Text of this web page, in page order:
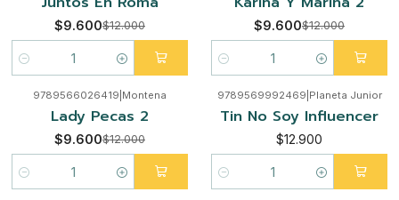
$9.600$12.000
Cantidad
$9.600$12.000
Cantidad
-20%
9789566026419 Montena
Lady Pecas 2
$9.600$12.000
Cantidad
9789569992469 Planeta Junior
Tin No Soy Influencer
$12.900
Cantidad